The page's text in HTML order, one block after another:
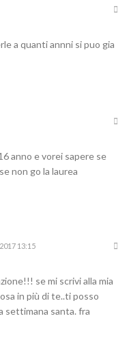
a quanti annni si puo gia
anno e vorei sapere se
non go la laurea
13:15
se mi scrivi alla mia
in più di te..ti posso
settimana santa. fra